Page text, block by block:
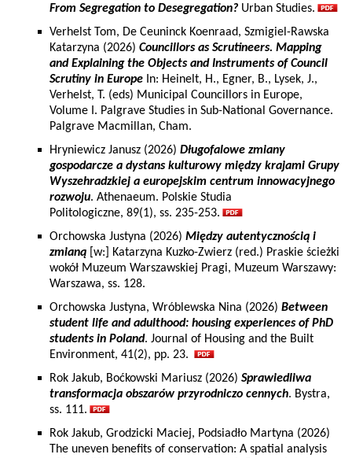
From Segregation to Desegregation? Urban Studies.
Verhelst Tom, De Ceuninck Koenraad, Szmigiel-Rawska
Katarzyna (2026) Councillors as Scrutineers. Mapping
and Explaining the Objects and Instruments of Council
Scrutiny in Europe In: Heinelt, H., Egner, B., Lysek, J.,
Verhelst, T. (eds) Municipal Councillors in Europe,
Volume I. Palgrave Studies in Sub-National Governance.
Palgrave Macmillan, Cham.
Hryniewicz Janusz (2026) Długofalowe zmiany
gospodarcze a dystans kulturowy między krajami Grupy
Wyszehradzkiej a europejskim centrum innowacyjnego
rozwoju. Athenaeum. Polskie Studia
Politologiczne, 89(1), ss. 235-253.
Orchowska Justyna (2026) Między autentycznością i
zmianą [w:] Katarzyna Kuzko-Zwierz (red.) Praskie ścieżki
wokół Muzeum Warszawskiej Pragi, Muzeum Warszawy:
Warszawa, ss. 128.
Orchowska Justyna, Wróblewska Nina (2026) Between
student life and adulthood: housing experiences of PhD
students in Poland. Journal of Housing and the Built
Environment, 41(2), pp. 23.
Rok Jakub, Boćkowski Mariusz (2026) Sprawiedliwa
transformacja obszarów przyrodniczo cennych. Bystra,
ss. 111.
Rok Jakub, Grodzicki Maciej, Podsiadło Martyna (2026)
The uneven benefits of conservation: A spatial analysis